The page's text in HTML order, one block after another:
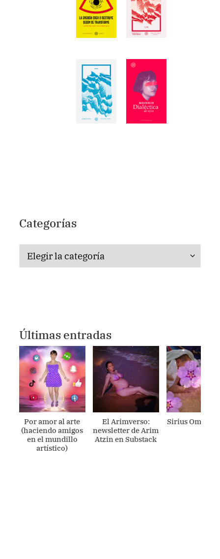
Categorías
Categorías
Últimas entradas
Por amor al arte
(haciendo amigos
en el mundillo
artístico)
El Arimverso:
newsletter de Arim
Atzin en Substack
Sirius